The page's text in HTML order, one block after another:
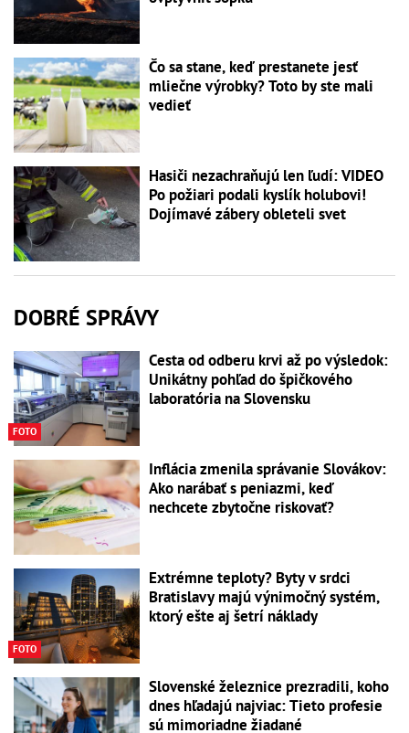
Čo sa stane, keď prestanete jesť
mliečne výrobky? Toto by ste mali
vedieť
Hasiči nezachraňujú len ľudí: VIDEO
Po požiari podali kyslík holubovi!
Dojímavé zábery obleteli svet
DOBRÉ SPRÁVY
FOTO
Cesta od odberu krvi až po výsledok:
Unikátny pohľad do špičkového
laboratória na Slovensku
Inflácia zmenila správanie Slovákov:
Ako narábať s peniazmi, keď
nechcete zbytočne riskovať?
FOTO
Extrémne teploty? Byty v srdci
Bratislavy majú výnimočný systém,
ktorý ešte aj šetrí náklady
Slovenské železnice prezradili, koho
dnes hľadajú najviac: Tieto profesie
sú mimoriadne žiadané